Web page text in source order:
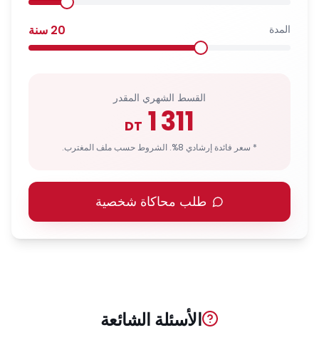
المدة 20 سنة
القسط الشهري المقدر
1 311
DT
* سعر فائدة إرشادي 8%. الشروط حسب ملف المغترب.
طلب محاكاة شخصية
الأسئلة الشائعة